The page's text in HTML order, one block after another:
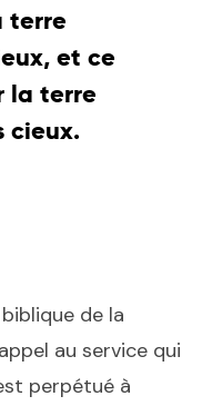
terre
et ce
la terre
cieux.
de la
au service qui
perpétué à